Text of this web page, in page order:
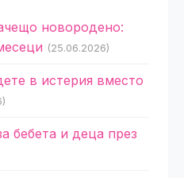
новородено:
(25.06.2026)
в истерия вместо
бебета и деца през